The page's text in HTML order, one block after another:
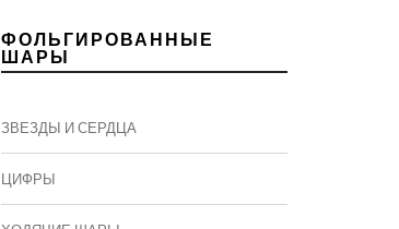
ФОЛЬГИРОВАННЫЕ
ШАРЫ
ЗВЕЗДЫ И СЕРДЦА
ЦИФРЫ